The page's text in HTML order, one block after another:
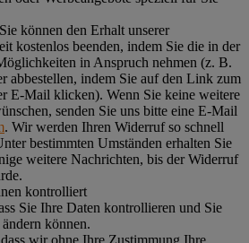
Sie können den Erhalt unserer
kostenlos beenden, indem Sie die in der
in Anspruch nehmen (z. B.
abbestellen, indem Sie auf den Link zum
E-Mail klicken). Wenn Sie keine weitere
senden Sie uns bitte eine E-Mail
. Wir werden Ihren Widerruf so schnell
bestimmten Umständen erhalten Sie
weitere Nachrichten, bis der Widerruf
kontrolliert
Sie Ihre Daten kontrollieren und Sie
können.